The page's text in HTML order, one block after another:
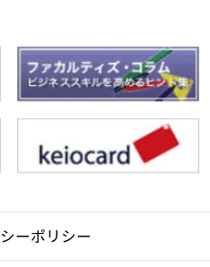
ーポリシー